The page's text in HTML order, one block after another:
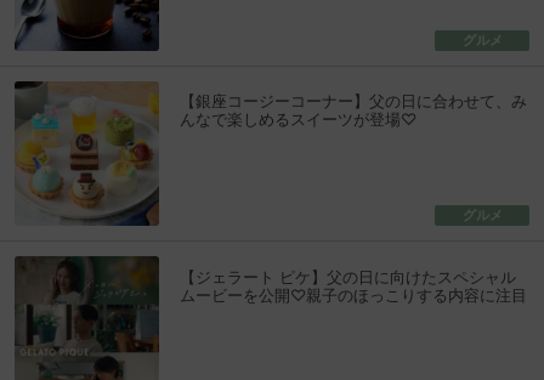
グルメ
【銀座コージーコーナー】父の日に合わせて、み
んなで楽しめるスイーツが登場♡
グルメ
【ジェラート ピケ】父の日に向けたスペシャル
ムービーを公開♡親子のほっこりする内容に注目